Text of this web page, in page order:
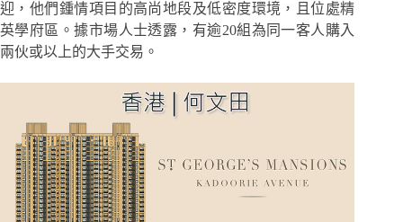
迎，他們鍾情項目的高尚地段及低密度環境，且位處精
英學府區。據市場人士透露，有逾20組為同一客人購入
兩伙或以上的大手交易。